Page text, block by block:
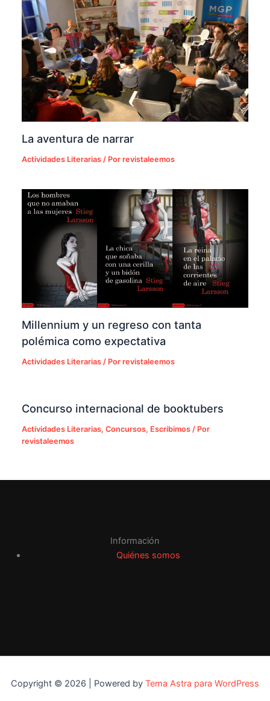
La aventura de narrar
Actividades Literarias / Porrevistaleemos
Millennium y un regreso con tanta
polémica como expectativa
Actividades Literarias / Porrevistaleemos
Concurso internacional de booktubers
Actividades Literarias,Concursos, Escribimos / Por
revistaleemos
Información
Quiénes somos
Copyright © 2026 | Powered by Tema Astra para WordPress